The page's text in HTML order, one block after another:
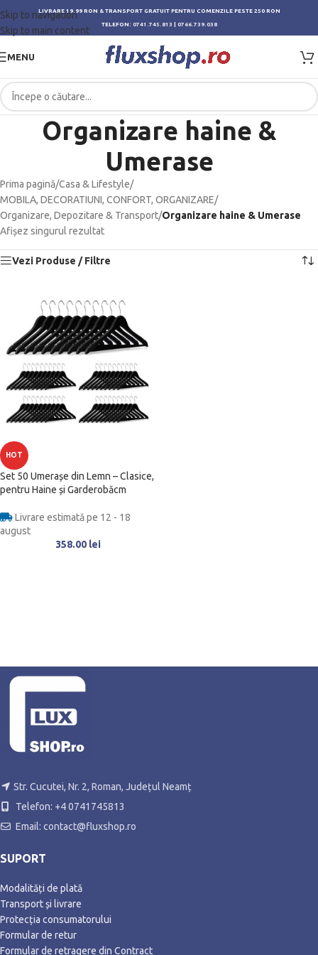
Skip to navigation
Skip to main content
LIVRARE 19.99 RON & TRANSPORT GRATUIT PENTRU COMENZILE PESTE 250 RON
TELEFON: 0741.745.813 0766.739.038
MENU
Organizare haine &
Umerase
Prima pagină/Casa & Lifestyle/
MOBILA, DECORATIUNI, CONFORT, ORGANIZARE/
Organizare, Depozitare & Transport/Organizare haine & Umerase
Afișez singurul rezultat
Vezi Produse / Filtre
HOT
Set 50 Umerașe din Lemn – Clasice,
pentru Haine și Garderobăcm
Livrare estimată pe 12 - 18
august
358.00 lei
Str. Cucutei, Nr. 2, Roman, Județul Neamț
Telefon: +4 0741745813
Email: contact@fluxshop.ro
SUPORT
Modalități de plată
Transport și livrare
Protecția consumatorului
Formular de retur
Formular de retragere din Contract